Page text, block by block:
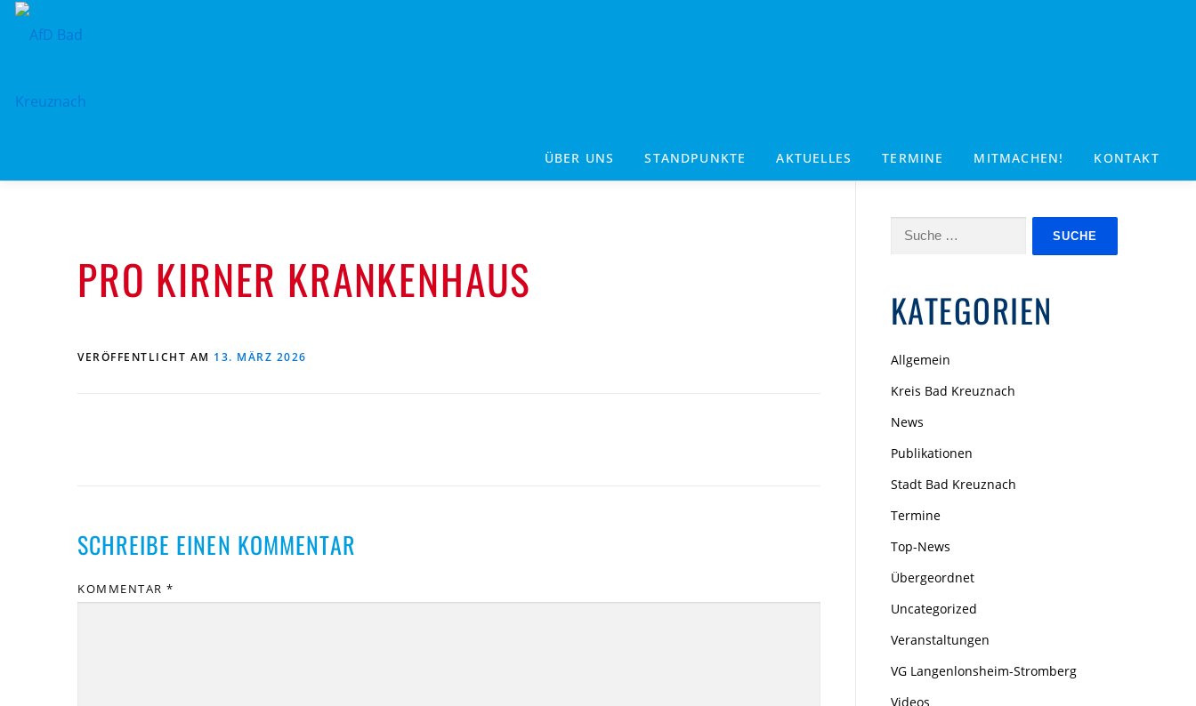
Zum
Inhalt
ÜBER UNS STANDPUNKTE AKTUELLES TERMINE MITMACHEN! KONTAKT
PRO KIRNER KRANKENHAUS
VERÖFFENTLICHT AM 13. MÄRZ 2026
SCHREIBE EINEN KOMMENTAR
KOMMENTAR *
Suche
KATEGORIEN
Allgemein
Kreis Bad Kreuznach
News
Publikationen
Stadt Bad Kreuznach
Termine
Top-News
Übergeordnet
Uncategorized
Veranstaltungen
VG Langenlonsheim-Stromberg
Videos